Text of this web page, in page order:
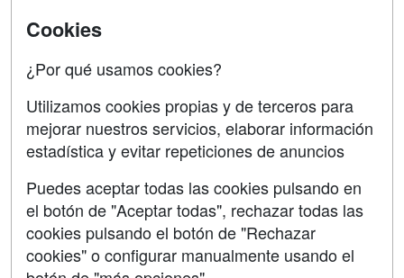
Acceso Centros
Contactar
Confidencialidad
Aviso legal
Copyleft
Cookies
¿Por qué usamos cookies?
Utilizamos cookies propias y de terceros para
mejorar nuestros servicios, elaborar información
estadística y evitar repeticiones de anuncios
Puedes aceptar todas las cookies pulsando en
el botón de "Aceptar todas", rechazar todas las
cookies pulsando el botón de "Rechazar
cookies" o configurar manualmente usando el